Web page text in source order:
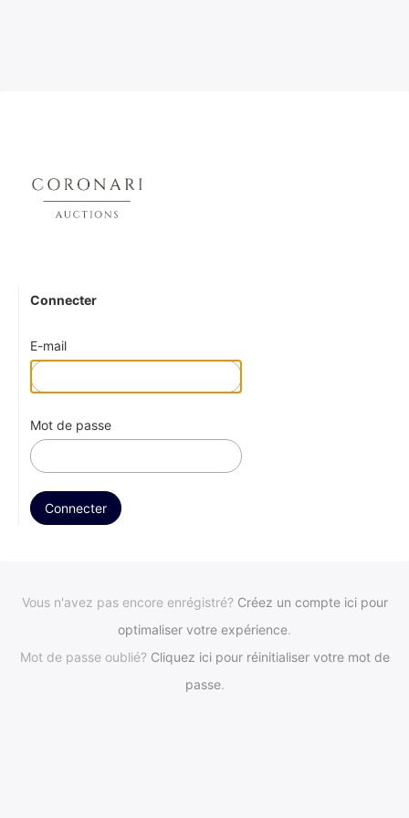
Connecter
E-mail
Mot de passe
Vous n'avez pas encore enrégistré? Créez un compte ici pour
optimaliser votre expérience.
Mot de passe oublié? Cliquez ici pour réinitialiser votre mot de
passe.